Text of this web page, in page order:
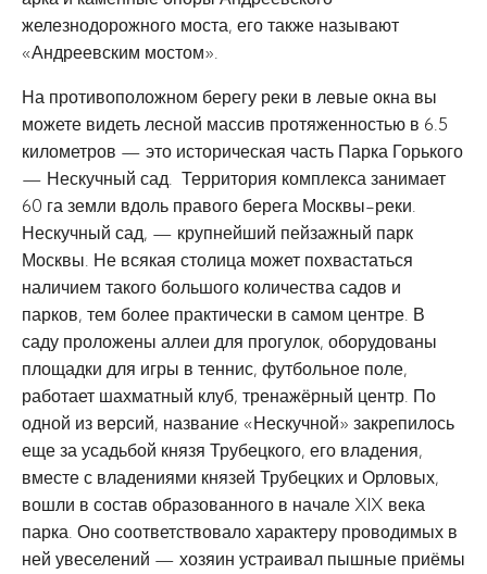
железнодорожного моста, его также называют
«Андреевским мостом».
На противоположном берегу реки в левые окна вы
можете видеть лесной массив протяженностью в 6.5
километров — это историческая часть Парка Горького
— Нескучный сад. Территория комплекса занимает
60 га земли вдоль правого берега Москвы-реки.
Нескучный сад, — крупнейший пейзажный парк
Москвы. Не всякая столица может похвастаться
наличием такого большого количества садов и
парков, тем более практически в самом центре. В
саду проложены аллеи для прогулок, оборудованы
площадки для игры в теннис, футбольное поле,
работает шахматный клуб, тренажёрный центр. По
одной из версий, название «Нескучной» закрепилось
еще за усадьбой князя Трубецкого, его владения,
вместе с владениями князей Трубецких и Орловых,
вошли в состав образованного в начале XIX века
парка. Оно соответствовало характеру проводимых в
ней увеселений — хозяин устраивал пышные приёмы